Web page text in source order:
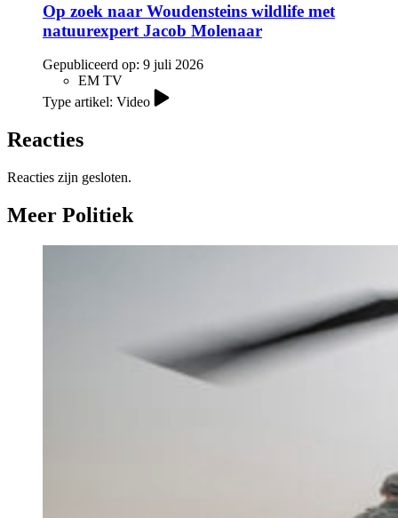
Op zoek naar Woudensteins wildlife met
natuurexpert Jacob Molenaar
Gepubliceerd op: 9 juli 2026
EM TV
Type artikel: Video
Reacties
Reacties zijn gesloten.
Meer Politiek